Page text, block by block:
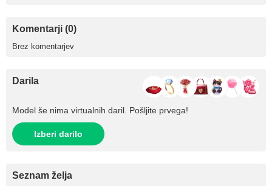
Komentarji (0)
Brez komentarjev
Darila
Model še nima virtualnih daril. Pošljite prvega!
Izberi darilo
Seznam želja